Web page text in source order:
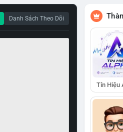
Danh Sách Theo Dõi
Tín Hiệu